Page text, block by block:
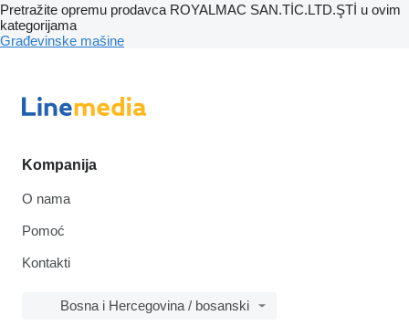
Pretražite opremu prodavca ROYALMAC SAN.TİC.LTD.ŞTİ u ovim
kategorijama
Građevinske mašine
Kompanija
O nama
Pomoć
Kontakti
Bosna i Hercegovina / bosanski